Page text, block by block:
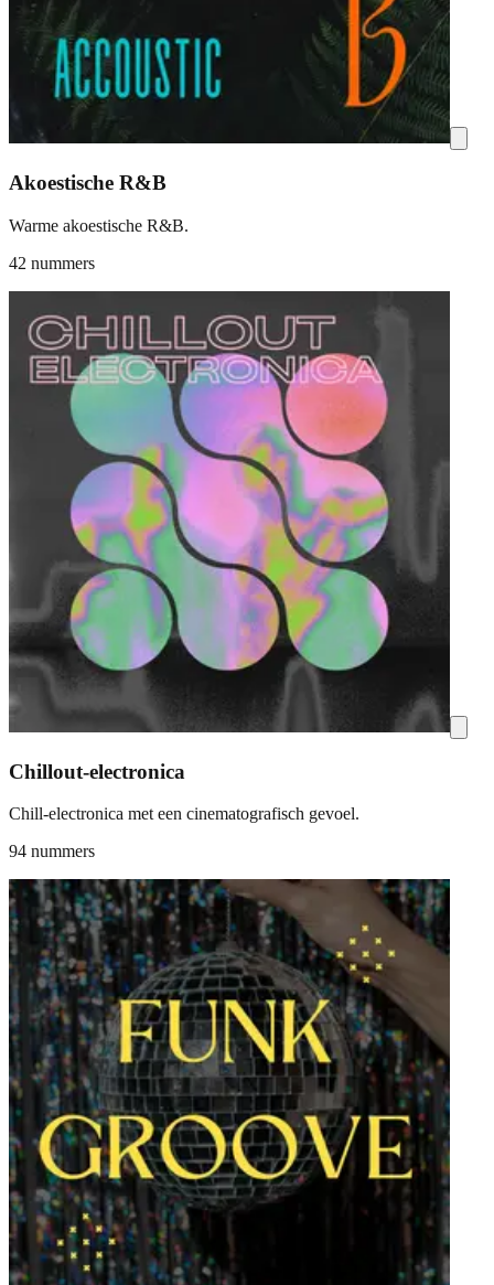
Akoestische R&B
Warme akoestische R&B.
42 nummers
Chillout-electronica
Chill-electronica met een cinematografisch gevoel.
94 nummers